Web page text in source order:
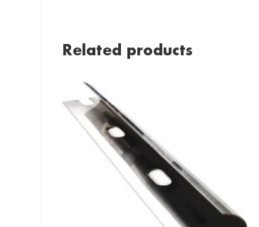
Related products